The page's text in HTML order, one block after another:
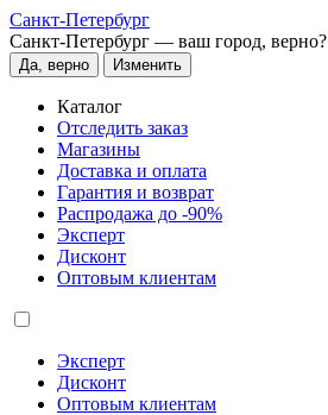
Санкт-Петербург
Санкт-Петербург — ваш город, верно?
Да, верно Изменить
Каталог
Отследить заказ
Магазины
Доставка и оплата
Гарантия и возврат
Распродажа до -90%
Эксперт
Дисконт
Оптовым клиентам
Эксперт
Дисконт
Оптовым клиентам